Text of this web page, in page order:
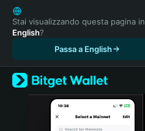
English
日本語
Tiếng Việt
Español (Latinoamérica)
Türkçe
Italiano
Stai visualizzando questa pagina in
English?
Passa a English